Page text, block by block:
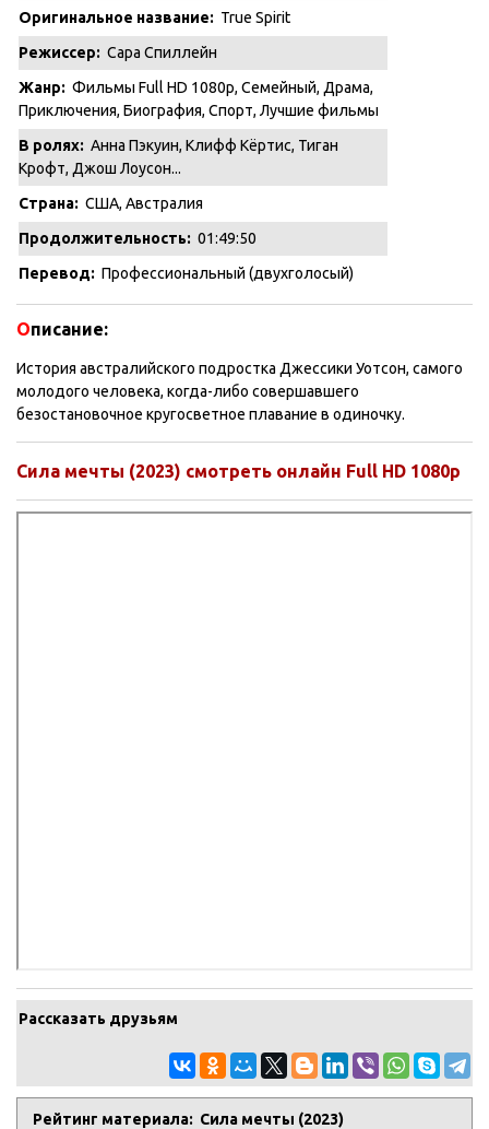
Оригинальное название: True Spirit
Режиссер: Сара Спиллейн
Жанр: Фильмы Full HD 1080p, Семейный, Драма,
Приключения, Биография, Спорт, Лучшие фильмы
В ролях: Анна Пэкуин, Клифф Кёртис, Тиган
Крофт, Джош Лоусон...
Страна: США, Австралия
Продолжительность: 01:49:50
Перевод: Профессиональный (двухголосый)
Описание:
История австралийского подростка Джессики Уотсон, самого
молодого человека, когда-либо совершавшего
безостановочное кругосветное плавание в одиночку.
Сила мечты (2023) смотреть онлайн Full HD 1080p
Рассказать друзьям
Рейтинг материала: Сила мечты (2023)